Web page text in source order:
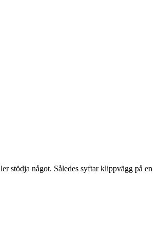
stödja något. Således syftar klippvägg på en